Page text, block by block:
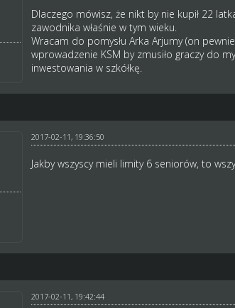
Dlaczego mówisz, że nikt by nie kupił 22
zawodnika właśnie w tym wieku.
Wracam do pomysłu Arka Arjumy (on
wprowadzenie KSM by zmusiło graczy do
inwestowania w szkółkę.
2017-02-11, 19:36:50
Jakby wszyscy mieli limity 6 seniorów, to
2017-02-11, 19:42:44